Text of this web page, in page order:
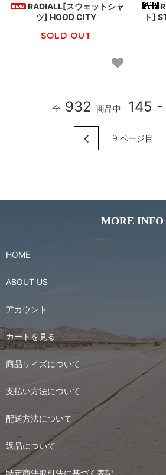
RADIALL[スウェットシャ
ツ] HOOD CITY
SOLD OUT
ト]
全 932 商品中 145 -
9 ページ目
MORE INFO
HOME
ABOUT US
アカウント
カートを見る
商品サイズについて
支払い方法について
配送方法について
返品について
特定商法取引法に基づく表記